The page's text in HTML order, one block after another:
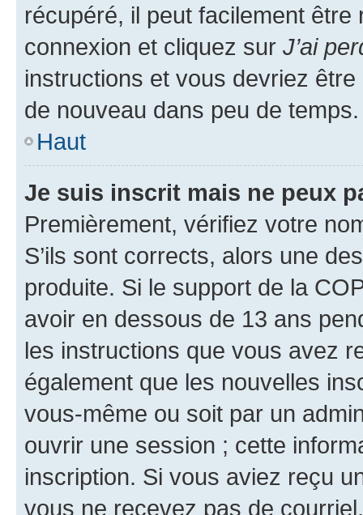
récupéré, il peut facilement
connexion et cliquez sur J’ai
instructions et vous devriez
de nouveau dans peu de temps.
Haut
Je suis inscrit mais ne peux
Premièrement, vérifiez votre
S’ils sont corrects, alors une
produite. Si le support de la
avoir en dessous de 13 ans
les instructions que vous avez
également que les nouvelles
vous-même ou soit par un
ouvrir une session ; cette
inscription. Si vous aviez reçu
vous ne recevez pas de